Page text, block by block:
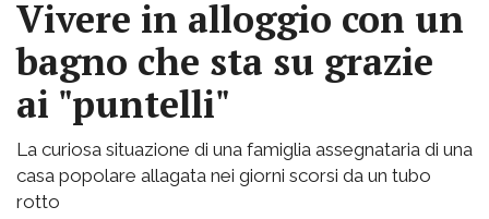
Vivere in alloggio con un
bagno che sta su grazie
ai "puntelli"
La curiosa situazione di una famiglia assegnataria di una
casa popolare allagata nei giorni scorsi da un tubo
rotto